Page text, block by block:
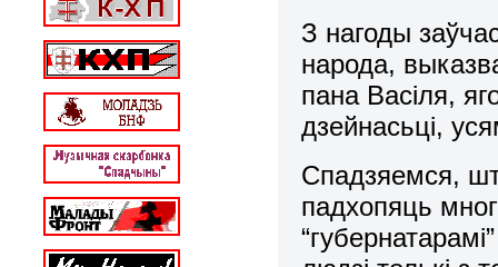
З нагоды
народа,
пана Васіля,
дзейнасьці,
Спадзяемся,
падхопяць